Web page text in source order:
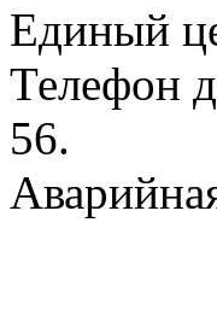
Единый
Телефон
56.